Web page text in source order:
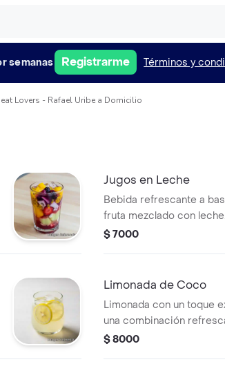
semanas Registrarme Términos y
Lovers - Rafael Uribe a Domicilio
Jugos en Leche
Bebida refrescante a
fruta mezclado con leche.
$ 7000
Limonada de Coco
Limonada con un toque
una combinación
$ 8000